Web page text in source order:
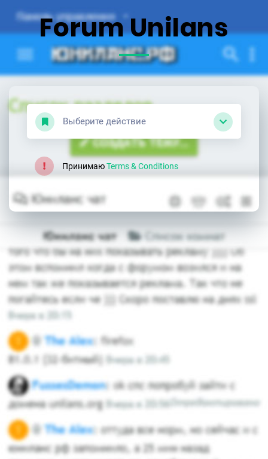
Forum Unilans
Выберите действие
ПринимаюTerms & Conditions